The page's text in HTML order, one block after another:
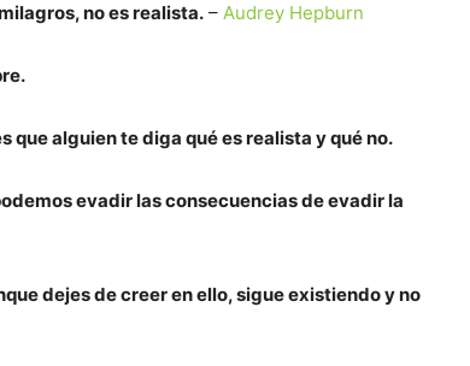
no es realista. – Audrey Hepburn
que alguien te diga qué es realista y qué no.
evadir las consecuencias de evadir la
dejes de creer en ello, sigue existiendo y no